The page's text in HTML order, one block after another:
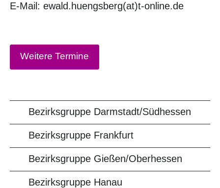
E-Mail: ewald.huengsberg(at)t-online.de
Weitere Termine
Bezirksgruppe Darmstadt/Südhessen
Bezirksgruppe Frankfurt
Bezirksgruppe Gießen/Oberhessen
Bezirksgruppe Hanau